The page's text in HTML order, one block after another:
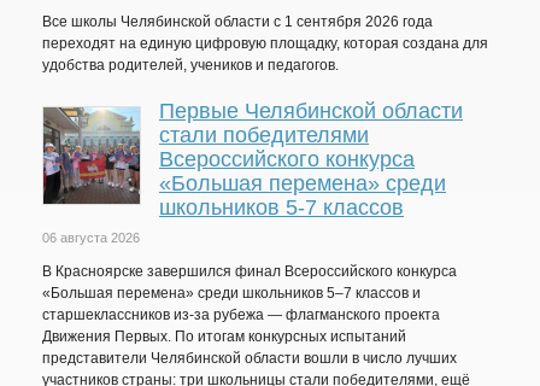
Все школы Челябинской области с 1 сентября 2026 года
переходят на единую цифровую площадку, которая создана для
удобства родителей, учеников и педагогов.
Первые Челябинской области
стали победителями
Всероссийского конкурса
«Большая перемена» среди
школьников 5-7 классов
06 августа 2026
В Красноярске завершился финал Всероссийского конкурса
«Большая перемена» среди школьников 5–7 классов и
старшеклассников из-за рубежа — флагманского проекта
Движения Первых. По итогам конкурсных испытаний
представители Челябинской области вошли в число лучших
участников страны: три школьницы стали победителями, ещё